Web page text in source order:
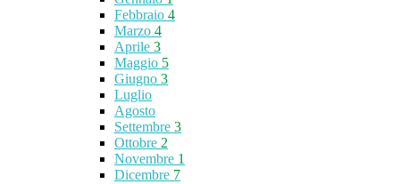
Febbraio 4
Marzo 4
Aprile 3
Maggio 5
Giugno 3
Luglio
Agosto
Settembre 3
Ottobre 2
Novembre 1
Dicembre 7